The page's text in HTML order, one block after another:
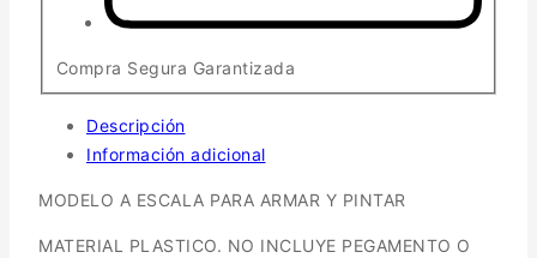
Compra Segura Garantizada
Descripción
Información adicional
MODELO A ESCALA PARA ARMAR Y PINTAR
MATERIAL PLASTICO. NO INCLUYE PEGAMENTO O